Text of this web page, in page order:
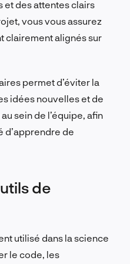
et des attentes clairs
vous vous assurez
clairement alignés sur
permet d’éviter la
idées nouvelles et de
sein de l’équipe, afin
d’apprendre de
de
utilisé dans la science
le code, les